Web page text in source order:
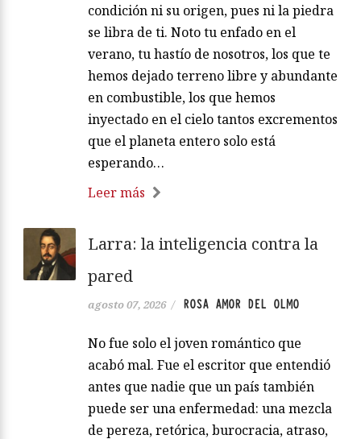
condición ni su origen, pues ni la piedra
se libra de ti. Noto tu enfado en el
verano, tu hastío de nosotros, los que te
hemos dejado terreno libre y abundante
en combustible, los que hemos
inyectado en el cielo tantos excrementos
que el planeta entero solo está
esperando…
Leer más
Larra: la inteligencia contra la
pared
agosto 07, 2026 / ROSA AMOR DEL OLMO
No fue solo el joven romántico que
acabó mal. Fue el escritor que entendió
antes que nadie que un país también
puede ser una enfermedad: una mezcla
de pereza, retórica, burocracia, atraso,